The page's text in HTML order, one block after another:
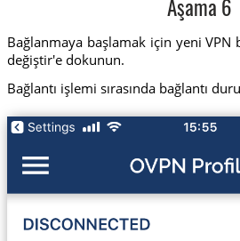
Aşama 6
Bağlanmaya başlamak için yeni VPN
değiştir'e dokunun.
Bağlantı işlemi sırasında bağlantı